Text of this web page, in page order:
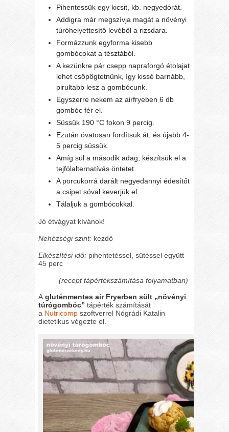
Pihentessük egy kicsit, kb. negyedórát.
Addigra már megszívja magát a növényi
túróhelyettesítő levéből a rizsdara.
Formázzunk egyforma kisebb
gombócokat a tésztából.
A kezünkre pár csepp napraforgó étolajat
lehet csöpögtetnünk, így kissé barnább,
pirultabb lesz a gombócunk.
Egyszerre nekem az airfryeben 6 db
gombóc fér el.
Süssük 190 °C fokon 9 percig.
Ezután óvatosan fordítsuk át, és újabb 4-
5 percig süssük.
Amíg sül a második adag, készítsük el a
tejfölalternatívás öntetet.
A porcukorrá darált negyedannyi édesítőt
a csipet sóval keverjük el.
Tálaljuk a gombócokkal.
Jó étvágyat kívánok!
Nehézségi szint: kezdő
Elkészítési idő: pihentetéssel, sütéssel együtt
45 perc
(recept tápértékszámítása folyamatban)
A gluténmentes air Fryerben sült „növényi
túrógombóc” tápérték számítását
a Nutricomp szoftverrel Nógrádi Katalin
dietetikus végezte el.